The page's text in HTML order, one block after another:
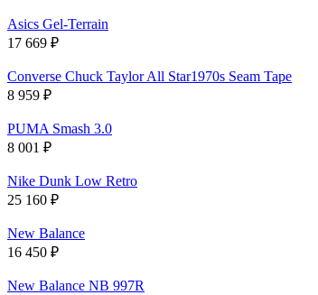
Asics Gel-Terrain
17 669 ₽
Converse Chuck Taylor All Star1970s Seam Tape
8 959 ₽
PUMA Smash 3.0
8 001 ₽
Nike Dunk Low Retro
25 160 ₽
New Balance
16 450 ₽
New Balance NB 997R